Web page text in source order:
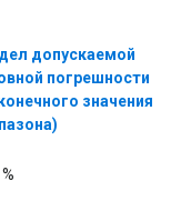
допускаемой
погрешности
значения